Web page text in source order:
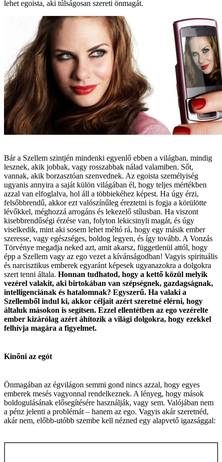
lehet egoista, aki túlságosan szereti önmagát.
Bár a Szellem szintjén mindenki egyenlő ebben a világban, mindig
lesznek, akik jobbak, vagy rosszabbak nálad valamiben. Sőt,
vannak, akik borzasztóan szenvednek. Az egoista személyiség
ugyanis annyira a saját külön világában él, hogy teljes mértékben
azzal van elfoglalva, hol áll a többiekéhez képest. Ha úgy érzi,
felsőbbrendű, akkor ezt valószínűleg éreztetni is fogja a körülötte
lévőkkel, méghozzá arrogáns és lekezelő stílusban. Ha viszont
kisebbrendűségi érzése van, folyton lekicsinyli magát, és úgy
viselkedik, mint aki sosem lehet méltó rá, hogy egy másik ember
szeresse, vagy egészséges, boldog legyen, és így tovább. A Vonzás
Törvénye megadja neked azt, amit akarsz, függetlenül attól, hogy
épp a Szellem vagy az ego vezet a kívánságodban! Vagyis spirituális
és narcisztikus emberek egyaránt képesek ugyanazokra a dolgokra
szert tenni általa. Honnan tudhatod, hogy a kettő közül melyik
vezérel valakit, aki birtokában van szépségnek, gazdagságnak,
intelligenciának és hatalomnak? Egyszerű. Ha valaki a
Szellemből indul ki, akkor céljait azért szeretné elérni, hogy
általuk másokon is segítsen. Ezzel ellentétben az ego vezérelte
ember kizárólag azért áhítozik a világi dolgokra, hogy ezekkel
felhívja magára a figyelmet.
Kinőni az egót
Önmagában az égvilágon semmi gond nincs azzal, hogy egyes
emberek mesés vagyonnal rendelkeznek. A lényeg, hogy mások
boldogulásának elősegítésére használják, vagy sem. Valójában nem
a pénz jelenti a problémát – hanem az ego. Vagyis akár szeretnéd,
akár nem, előbb-utóbb szembe kell nézned egy alapvető igazsággal: